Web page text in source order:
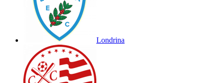
Londrina